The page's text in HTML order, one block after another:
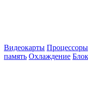
Видеокарты Процессоры
память Охлаждение